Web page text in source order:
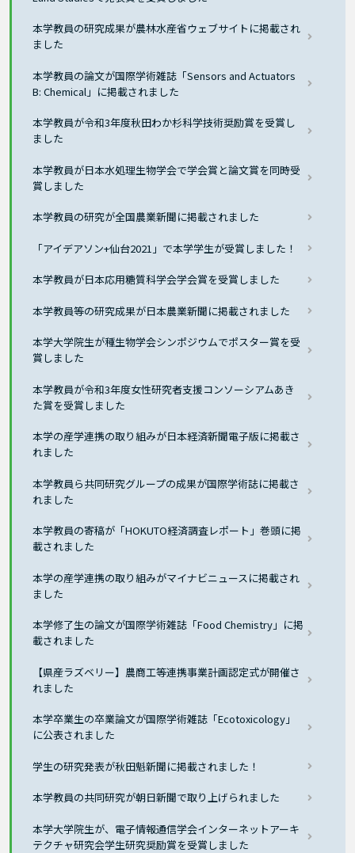
本学教員の研究成果が農林水産省ウェブサイトに掲載され
ました
本学教員の論文が国際学術雑誌「Sensors and Actuators
B: Chemical」に掲載されました
本学教員が令和3年度秋田わか杉科学技術奨励賞を受賞し
ました
本学教員が日本水処理生物学会で学会賞と論文賞を同時受
賞しました
本学教員の研究が全国農業新聞に掲載されました
「アイデアソン+仙台2021」で本学学生が受賞しました！
本学教員が日本応用糖質科学会学会賞を受賞しました
本学教員等の研究成果が日本農業新聞に掲載されました
本学大学院生が種生物学会シンポジウムでポスター賞を受
賞しました
本学教員が令和3年度女性研究者支援コンソーシアムあき
た賞を受賞しました
本学の産学連携の取り組みが日本経済新聞電子版に掲載さ
れました
本学教員ら共同研究グループの成果が国際学術誌に掲載さ
れました
本学教員の寄稿が「HOKUTO経済調査レポート」巻頭に掲
載されました
本学の産学連携の取り組みがマイナビニュースに掲載され
ました
本学修了生の論文が国際学術雑誌「Food Chemistry」に掲
載されました
【県産ラズベリー】農商工等連携事業計画認定式が開催さ
れました
本学卒業生の卒業論文が国際学術雑誌「Ecotoxicology」
に公表されました
学生の研究発表が秋田魁新聞に掲載されました！
本学教員の共同研究が朝日新聞で取り上げられました
本学大学院生が、電子情報通信学会インターネットアーキ
テクチャ研究会学生研究奨励賞を受賞しました